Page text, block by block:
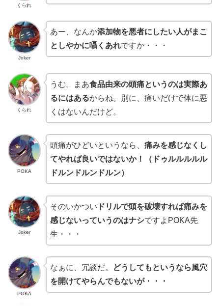
くられ
Joker
あー、なんか添加物を悪者にしたい人がまこ
としやかに囁くあれですか・・・
くられ
うむ。まあ食品由来の頭痛というのは実際あ
るにはあるからね。別に、痛いだけで体に悪
くはないんだけど。
POKA
頭痛がひどいというなら、 痛みを感じなくし
てやれば良いではないか！（ドゥルルルルル
ドルンドルンドルン）
Joker
そのいかつい ドリルで頭を破壊すれば痛みを
感じないっていうのはナシですよPOKA先
生・・・
POKA
なぁに、冗談だ。
どうしてもというなら風穴
を開けてやらんでもないが・・・